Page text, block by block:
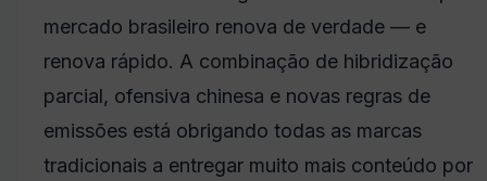
mercado brasileiro renova de verdade — e
renova rápido. A combinação de hibridização
parcial, ofensiva chinesa e novas regras de
emissões está obrigando todas as marcas
tradicionais a entregar muito mais conteúdo por